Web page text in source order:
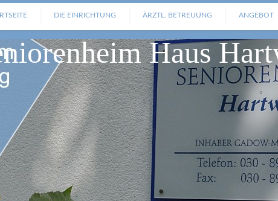
DIE EINRICHTUNG ÄRZTL. BETREUUNG ANGEBOT
Haus